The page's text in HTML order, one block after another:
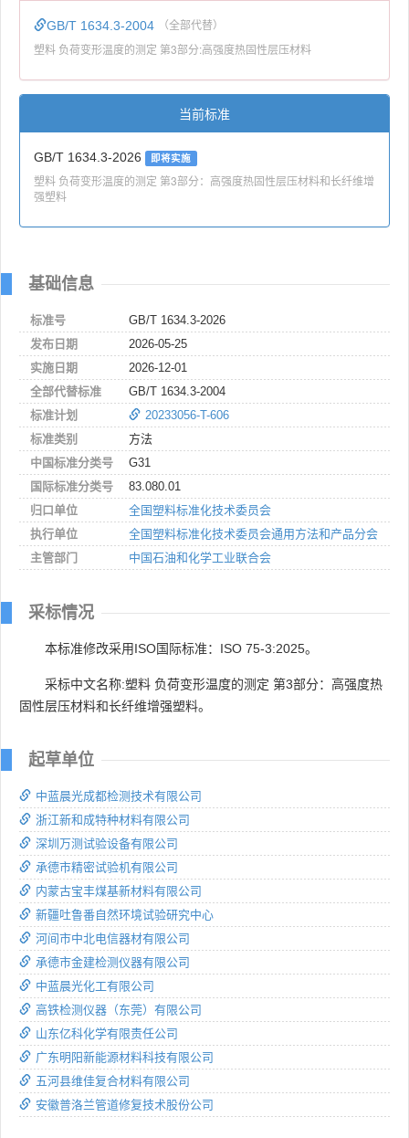
GB/T 1634.3-2004 （全部代替）
塑料 负荷变形温度的测定 第3部分:高强度热固性层压材料
当前标准
GB/T 1634.3-2026 即将实施
塑料 负荷变形温度的测定 第3部分：高强度热固性层压材料和长纤维增
强塑料
基础信息
标准号
GB/T 1634.3-2026
发布日期
2026-05-25
实施日期
2026-12-01
全部代替标准
GB/T 1634.3-2004
标准计划
20233056-T-606
标准类别
方法
中国标准分类号
G31
国际标准分类号
83.080.01
归口单位
全国塑料标准化技术委员会
执行单位
全国塑料标准化技术委员会通用方法和产品分会
主管部门
中国石油和化学工业联合会
采标情况
本标准修改采用ISO国际标准：ISO 75-3:2025。
采标中文名称:塑料 负荷变形温度的测定 第3部分：高强度热
固性层压材料和长纤维增强塑料。
起草单位
中蓝晨光成都检测技术有限公司
浙江新和成特种材料有限公司
深圳万测试验设备有限公司
承德市精密试验机有限公司
内蒙古宝丰煤基新材料有限公司
新疆吐鲁番自然环境试验研究中心
河间市中北电信器材有限公司
承德市金建检测仪器有限公司
中蓝晨光化工有限公司
高铁检测仪器（东莞）有限公司
山东亿科化学有限责任公司
广东明阳新能源材料科技有限公司
五河县维佳复合材料有限公司
安徽普洛兰管道修复技术股份公司